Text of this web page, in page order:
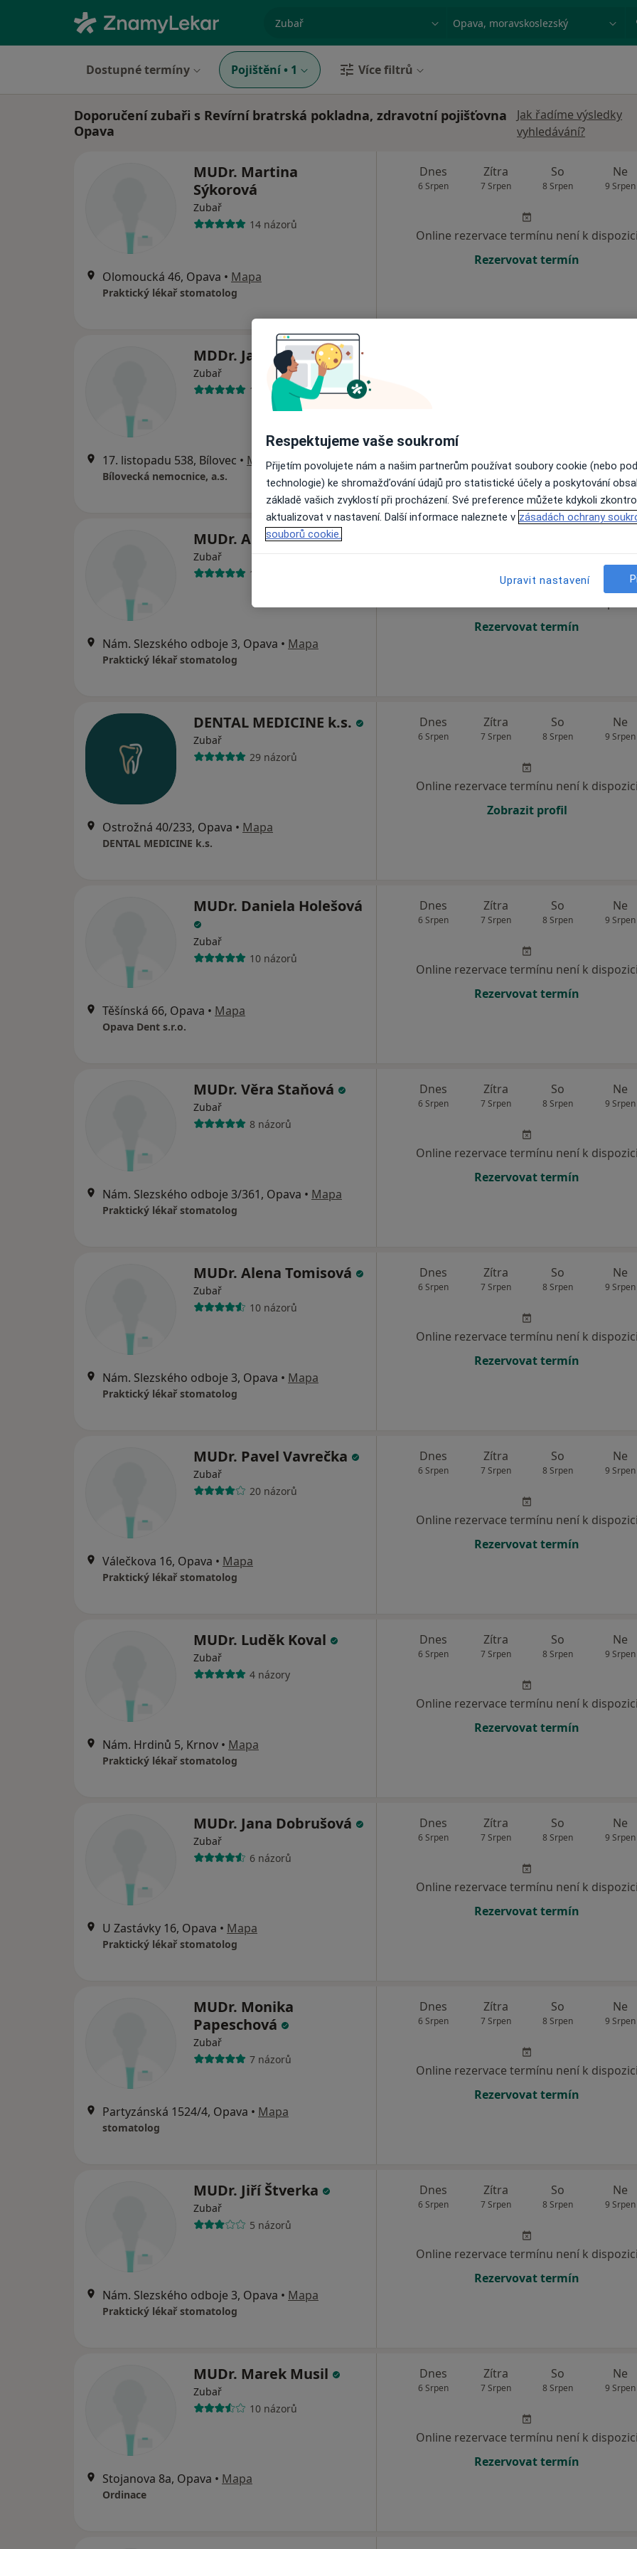
specializace, nemoc nebo příjmení
Dostupné termíny Pojištění • 1 Více filtrů
Doporučení zubaři s Revírní bratrská pokladna, zdravotní pojišťovna
Opava
Jak řadíme výsledky
vyhledávání?
MUDr. Martina
Sýkorová
Zubař
14 názorů
Olomoucká 46, Opava • Mapa
Praktický lékař stomatolog
Dnes
6 Srpen
Zítra
7 Srpen
So
8 Srpen
Ne
9 Srpen
Online rezervace termínu není k dispozici
Rezervovat termín
MDDr. Jan Zajíček
Zubař
15 názorů
17. listopadu 538, Bílovec • Mapa
Bílovecká nemocnice, a.s.
MUDr. Aleš Vlček
Zubař
13 názorů
Nám. Slezského odboje 3, Opava • Mapa
Praktický lékař stomatolog
Rezervovat termín
DENTAL MEDICINE k.s.
Zubař
29 názorů
Ostrožná 40/233, Opava • Mapa
DENTAL MEDICINE k.s.
Dnes
6 Srpen
Zítra
7 Srpen
So
8 Srpen
Ne
9 Srpen
Online rezervace termínu není k dispozici
Zobrazit profil
MUDr. Daniela Holešová
Zubař
10 názorů
Těšínská 66, Opava • Mapa
Opava Dent s.r.o.
Dnes
6 Srpen
Zítra
7 Srpen
So
8 Srpen
Ne
9 Srpen
Online rezervace termínu není k dispozici
Rezervovat termín
MUDr. Věra Staňová
Zubař
8 názorů
Nám. Slezského odboje 3/361, Opava • Mapa
Praktický lékař stomatolog
Dnes
6 Srpen
Zítra
7 Srpen
So
8 Srpen
Ne
9 Srpen
Online rezervace termínu není k dispozici
Rezervovat termín
MUDr. Alena Tomisová
Zubař
10 názorů
Nám. Slezského odboje 3, Opava • Mapa
Praktický lékař stomatolog
Dnes
6 Srpen
Zítra
7 Srpen
So
8 Srpen
Ne
9 Srpen
Online rezervace termínu není k dispozici
Rezervovat termín
MUDr. Pavel Vavrečka
Zubař
20 názorů
Válečkova 16, Opava • Mapa
Praktický lékař stomatolog
Dnes
6 Srpen
Zítra
7 Srpen
So
8 Srpen
Ne
9 Srpen
Online rezervace termínu není k dispozici
Rezervovat termín
MUDr. Luděk Koval
Zubař
4 názory
Nám. Hrdinů 5, Krnov • Mapa
Praktický lékař stomatolog
Dnes
6 Srpen
Zítra
7 Srpen
So
8 Srpen
Ne
9 Srpen
Online rezervace termínu není k dispozici
Rezervovat termín
MUDr. Jana Dobrušová
Zubař
6 názorů
U Zastávky 16, Opava • Mapa
Praktický lékař stomatolog
Dnes
6 Srpen
Zítra
7 Srpen
So
8 Srpen
Ne
9 Srpen
Online rezervace termínu není k dispozici
Rezervovat termín
MUDr. Monika
Papeschová
Zubař
7 názorů
Partyzánská 1524/4, Opava • Mapa
stomatolog
Dnes
6 Srpen
Zítra
7 Srpen
So
8 Srpen
Ne
9 Srpen
Online rezervace termínu není k dispozici
Rezervovat termín
MUDr. Jiří Štverka
Zubař
5 názorů
Nám. Slezského odboje 3, Opava • Mapa
Praktický lékař stomatolog
Dnes
6 Srpen
Zítra
7 Srpen
So
8 Srpen
Ne
9 Srpen
Online rezervace termínu není k dispozici
Rezervovat termín
MUDr. Marek Musil
Zubař
10 názorů
Stojanova 8a, Opava • Mapa
Ordinace
Dnes
6 Srpen
Zítra
7 Srpen
So
8 Srpen
Ne
9 Srpen
Online rezervace termínu není k dispozici
Rezervovat termín
Respektujeme vaše soukromí
Přijetím povolujete nám a našim partnerům používat soubory cookie (nebo
technologie) ke shromažďování údajů pro statistické účely a poskytování
základě vašich zvyklostí při procházení. Své preference můžete kdykoli
aktualizovat v nastavení. Další informace naleznete v zásadách ochrany
souborů cookie.
Upravit nastavení